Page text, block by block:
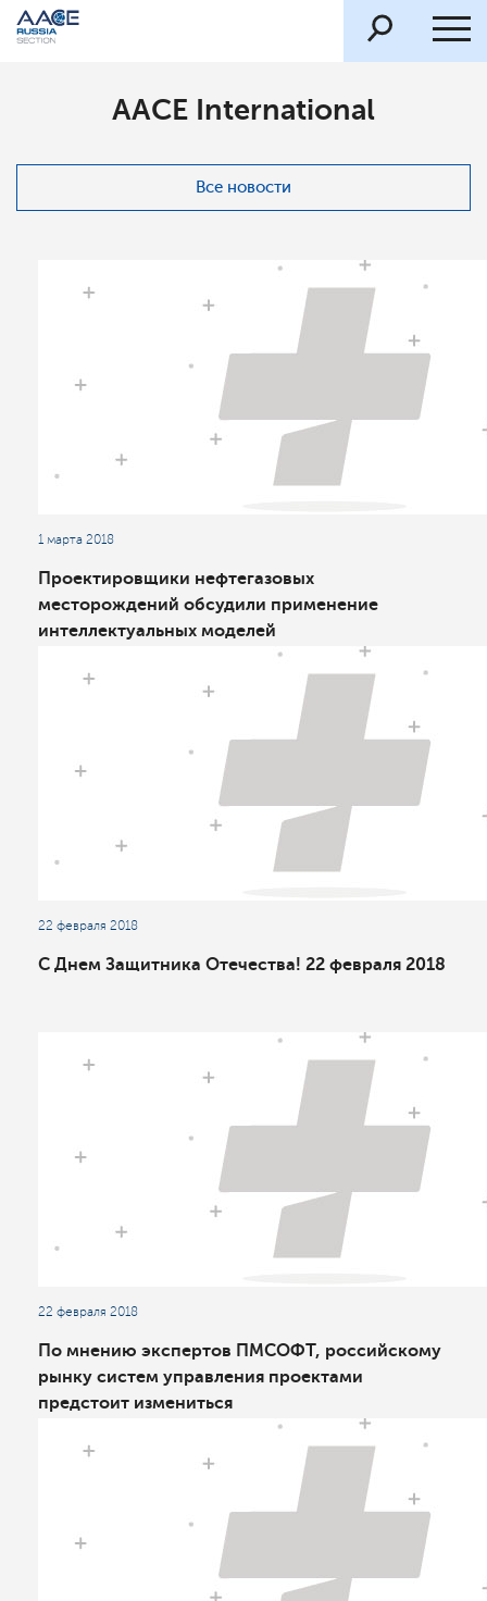
AACE International
Все новости
1 марта 2018
Проектировщики нефтегазовых
месторождений обсудили применение
интеллектуальных моделей
22 февраля 2018
С Днем Защитника Отечества! 22 февраля 2018
22 февраля 2018
По мнению экспертов ПМСОФТ, российскому
рынку систем управления проектами
предстоит измениться